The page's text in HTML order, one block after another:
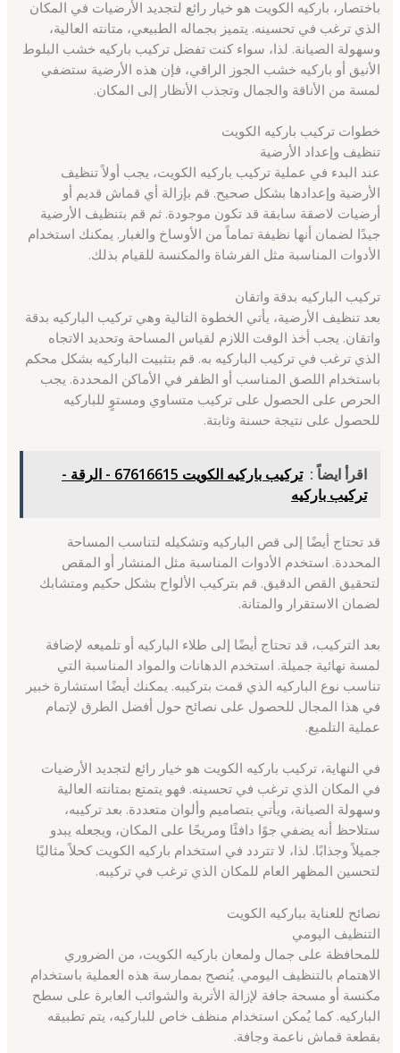
باختصار، باركيه الكويت هو خيار رائع لتجديد الأرضيات في المكان
الذي ترغب في تحسينه. يتميز بجماله الطبيعي، متانته العالية،
وسهولة الصيانة. لذا، سواء كنت تفضل تركيب باركيه خشب البلوط
الأنيق أو باركيه خشب الجوز الراقي، فإن هذه الأرضية ستضفي
لمسة من الأناقة والجمال وتجذب الأنظار إلى المكان.
خطوات تركيب باركيه الكويت
تنظيف وإعداد الأرضية
عند البدء في عملية تركيب باركيه الكويت، يجب أولاً تنظيف
الأرضية وإعدادها بشكل صحيح. قم بإزالة أي قماش قديم أو
أرضيات لاصقة سابقة قد تكون موجودة. ثم قم بتنظيف الأرضية
جيدًا لضمان أنها نظيفة تماماً من الأوساخ والغبار. يمكنك استخدام
الأدوات المناسبة مثل الفرشاة والمكنسة للقيام بذلك.
تركيب الباركيه بدقة واتقان
بعد تنظيف الأرضية، يأتي الخطوة التالية وهي تركيب الباركيه بدقة
واتقان. يجب أخذ الوقت اللازم لقياس المساحة وتحديد الاتجاه
الذي ترغب في تركيب الباركيه به. قم بتثبيت الباركيه بشكل محكم
باستخدام اللصق المناسب أو الظفر في الأماكن المحددة. يجب
الحرص على الحصول على تركيب متساوي ومستوٍ للباركيه
للحصول على نتيجة حسنة وثابتة.
اقرأ ايضاً :
تركيب باركيه الكويت 67616615 - الرقة -
تركيب باركيه
قد تحتاج أيضًا إلى قص الباركيه وتشكيله لتناسب المساحة
المحددة. استخدم الأدوات المناسبة مثل المنشار أو المقص
لتحقيق القص الدقيق. قم بتركيب الألواح بشكل حكيم ومتشابك
لضمان الاستقرار والمتانة.
بعد التركيب، قد تحتاج أيضًا إلى طلاء الباركيه أو تلميعه لإضافة
لمسة نهائية جميلة. استخدم الدهانات والمواد المناسبة التي
تناسب نوع الباركيه الذي قمت بتركيبه. يمكنك أيضًا استشارة خبير
في هذا المجال للحصول على نصائح حول أفضل الطرق لإتمام
عملية التلميع.
في النهاية، تركيب باركيه الكويت هو خيار رائع لتجديد الأرضيات
في المكان الذي ترغب في تحسينه. فهو يتمتع بمتانته العالية
وسهولة الصيانة، ويأتي بتصاميم وألوان متعددة. بعد تركيبه،
ستلاحظ أنه يضفي جوًا دافئًا ومريحًا على المكان، ويجعله يبدو
جميلاً وجذابًا. لذا، لا تتردد في استخدام باركيه الكويت كحلاً مثاليًا
لتحسين المظهر العام للمكان الذي ترغب في تركيبه.
نصائح للعناية بباركيه الكويت
التنظيف اليومي
للمحافظة على جمال ولمعان باركيه الكويت، من الضروري
الاهتمام بالتنظيف اليومي. يُنصح بممارسة هذه العملية باستخدام
مكنسة أو مسحة جافة لإزالة الأتربة والشوائب العابرة على سطح
الباركيه. كما يُمكن استخدام منظف خاص للباركيه، يتم تطبيقه
بقطعة قماش ناعمة وجافة.